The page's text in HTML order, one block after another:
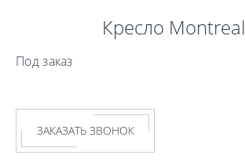
Кресло Montreal
Под заказ
ЗАКАЗАТЬ ЗВОНОК